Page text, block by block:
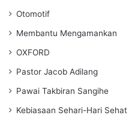
Otomotif
Membantu Mengamankan
OXFORD
Pastor Jacob Adilang
Pawai Takbiran Sangihe
Kebiasaan Sehari-Hari Sehat